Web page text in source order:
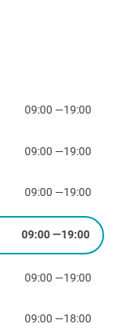
09:00 —19:00
09:00 —19:00
09:00 —19:00
09:00—19:00
09:00 —19:00
09:00 —18:00